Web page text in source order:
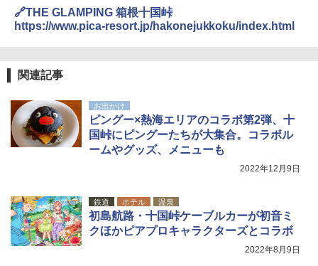
A26 地球の歩き方 チェコ ポーランド スロヴ
A09 地球の歩き方 イタリア 2026～2027 地
球の歩き方A ヨーロッパ
テント ワンタッチ RENEW 幅200 2-3人用 43
500002(88859)
ーティング フルクローズ メッシュ 3-4人用
簡単設置 ポップアップテント エクルベージ
ュ(BC仕様) PATC-150B(EB)
[キャンパーズコレクション 山善] 傘みたいに
広げるだけ パッとサッとテント キューブワ
イド ブラックコーティング フルクローズ メ
ッシュ 4人用 簡単設置 ポップアップテント P
関の購入実績 登山・キャンプ・アウトドア・
防災用品 長期保存可能 緊急時用 日本国内発
送
ラソル ガーデン サイトシート付 折りたたみ
防水 UVカット 4段階高さ調整 軽量 収納袋付
き
着替えテント トイレテント 透けない【換気
通気窓付き】収納袋付き UVカット 防水 防災
コンパクト iimono117 (ブルー)
🔗THE GLAMPING 箱根十国峠
https://www.pica-resort.jp/hakonejukkoku/index.html
関連記事
お出かけ
ピングー×熱海エリアのコラボ第2弾、十
国峠にピングーたちが大集合。コラボル
ームやグッズ、メニューも
2022年12月9日
鉄道 ホテル 温泉
初島航路・十国峠ケーブルカーが初音ミ
クほかピアプロキャラクターズとコラボ
2022年8月9日